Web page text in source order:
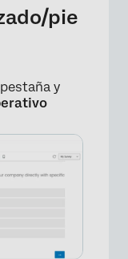
pie
pestaña y